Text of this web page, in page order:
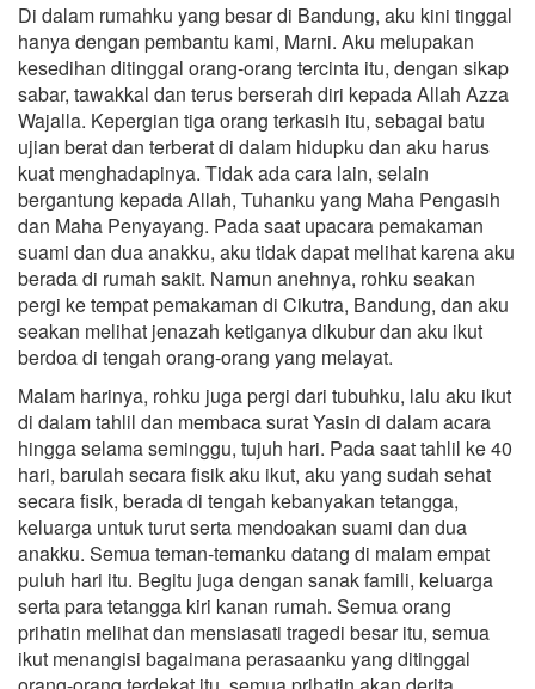
Di dalam rumahku yang besar di Bandung, aku kini tinggal
hanya dengan pembantu kami, Marni. Aku melupakan
kesedihan ditinggal orang-orang tercinta itu, dengan sikap
sabar, tawakkal dan terus berserah diri kepada Allah Azza
Wajalla. Kepergian tiga orang terkasih itu, sebagai batu
ujian berat dan terberat di dalam hidupku dan aku harus
kuat menghadapinya. Tidak ada cara lain, selain
bergantung kepada Allah, Tuhanku yang Maha Pengasih
dan Maha Penyayang. Pada saat upacara pemakaman
suami dan dua anakku, aku tidak dapat melihat karena aku
berada di rumah sakit. Namun anehnya, rohku seakan
pergi ke tempat pemakaman di Cikutra, Bandung, dan aku
seakan melihat jenazah ketiganya dikubur dan aku ikut
berdoa di tengah orang-orang yang melayat.
Malam harinya, rohku juga pergi dari tubuhku, lalu aku ikut
di dalam tahlil dan membaca surat Yasin di dalam acara
hingga selama seminggu, tujuh hari. Pada saat tahlil ke 40
hari, barulah secara fisik aku ikut, aku yang sudah sehat
secara fisik, berada di tengah kebanyakan tetangga,
keluarga untuk turut serta mendoakan suami dan dua
anakku. Semua teman-temanku datang di malam empat
puluh hari itu. Begitu juga dengan sanak famili, keluarga
serta para tetangga kiri kanan rumah. Semua orang
prihatin melihat dan mensiasati tragedi besar itu, semua
ikut menangisi bagaimana perasaanku yang ditinggal